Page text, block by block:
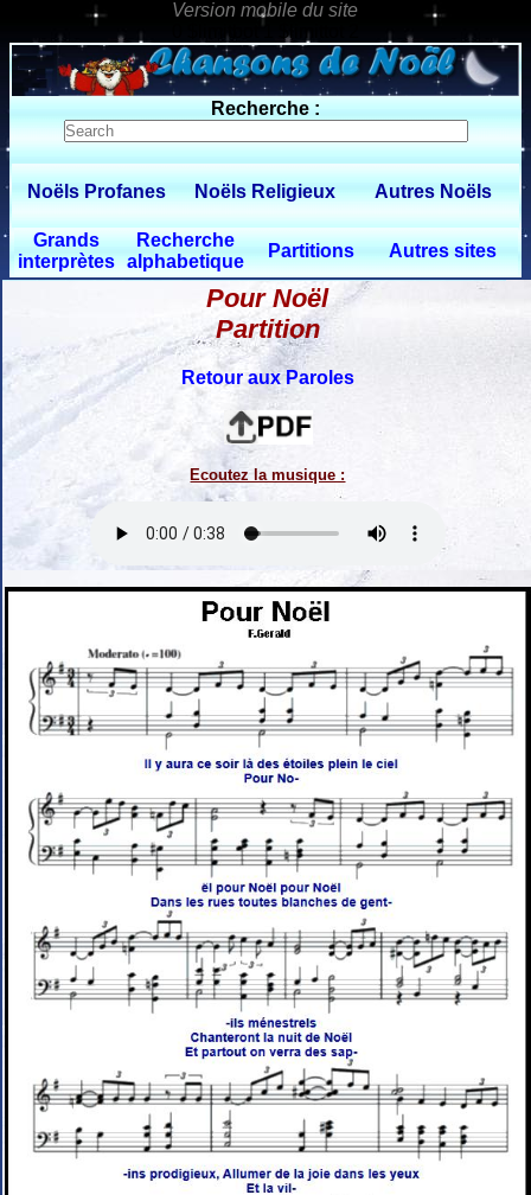
0 $limitbot 1 $limittot 2
Recherche :
Noëls Profanes Noëls Religieux Autres Noëls
Grands
interprètes
Recherche
alphabetique
Partitions Autres sites
Pour Noël
Partition
Retour aux Paroles
Ecoutez la musique :